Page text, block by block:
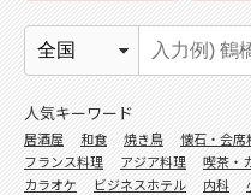
人気キーワード
居酒屋 和食 焼き鳥 懐石・会席
フランス料理
アジア料理 喫茶・
カラオケ
ビジネスホテル 内科